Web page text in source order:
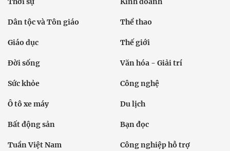
Dân tộc và Tôn giáo Thể thao
Giáo dục Thế giới
Đời sống Văn hóa - Giải trí
Sức khỏe Công nghệ
Ô tô xe máy Du lịch
Bất động sản Bạn đọc
Tuần Việt Nam Công nghiệp hỗ trợ